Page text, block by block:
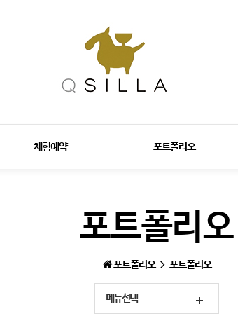
체험예약 포트폴리오
포트폴리오
포트폴리오 포트폴리오
메뉴선택